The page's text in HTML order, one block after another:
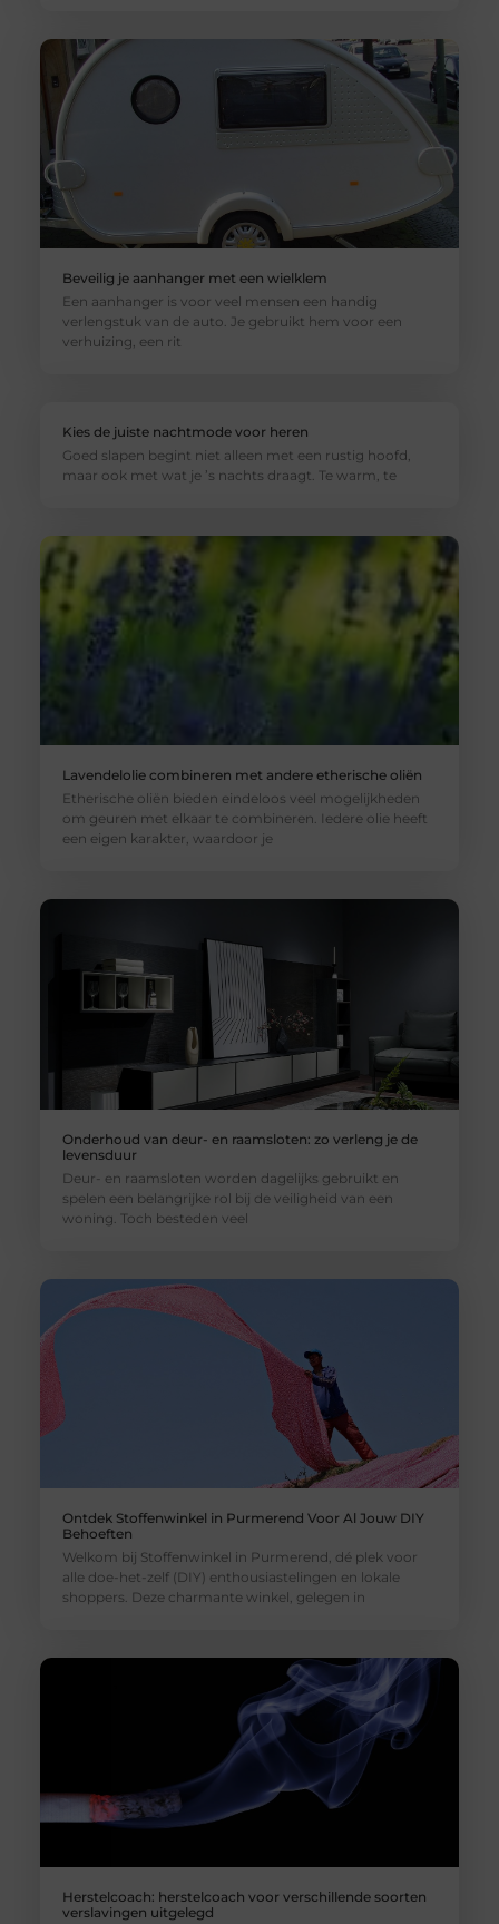
Beveilig je aanhanger met een wielklem
Een aanhanger is voor veel mensen een handig
verlengstuk van de auto. Je gebruikt hem voor een
verhuizing, een rit
Kies de juiste nachtmode voor heren
Goed slapen begint niet alleen met een rustig hoofd,
maar ook met wat je ’s nachts draagt. Te warm, te
Lavendelolie combineren met andere etherische oliën
Etherische oliën bieden eindeloos veel mogelijkheden
om geuren met elkaar te combineren. Iedere olie heeft
een eigen karakter, waardoor je
Onderhoud van deur- en raamsloten: zo verleng je de
levensduur
Deur- en raamsloten worden dagelijks gebruikt en
spelen een belangrijke rol bij de veiligheid van een
woning. Toch besteden veel
Ontdek Stoffenwinkel in Purmerend Voor Al Jouw DIY
Behoeften
Welkom bij Stoffenwinkel in Purmerend, dé plek voor
alle doe-het-zelf (DIY) enthousiastelingen en lokale
shoppers. Deze charmante winkel, gelegen in
Herstelcoach: herstelcoach voor verschillende soorten
verslavingen uitgelegd